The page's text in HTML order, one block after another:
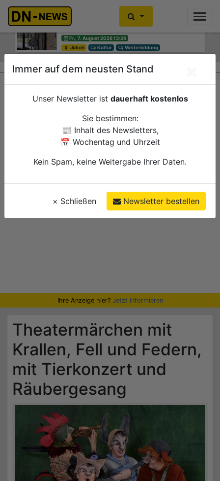
Diskussionen um Villa Buth:
Erinnerungsort oder Abriss?
Fr., 7. August 2026 13:26
Jülich
Kultur Weiterbildung
Einbrecher im Kleiderschrank
gefunden
Fr., 7. August 2026 10:30
Düren
Polizei
Previous
Ihre Anzeige hier? Jetzt informieren
Theatermärchen mit
Krallen, Fell und Federn,
mit Tierkonzert und
Räubergesang
Immer auf dem neusten Stand
Unser Newsletter ist dauerhaft kostenlos
Sie bestimmen:
📰 Inhalt des Newsletters,
📅 Wochentag und Uhrzeit
Kein Spam, keine Weitergabe Ihrer Daten.
× Schließen Newsletter bestellen